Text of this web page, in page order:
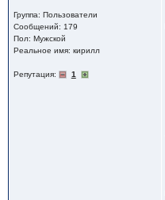
Группа: Пользователи
Сообщений: 179
Пол: Мужской
Реальное имя: кирилл
Репутация: 1